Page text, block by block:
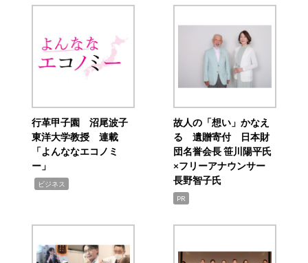
行革甲子園 沼尾波子
東洋大学教授 連載
「よんななエコノミ
ー」
ビジネス
故人の「想い」かなえ
る 遺贈寄付 日本財
団名誉会長 笹川陽平氏
×フリーアナウンサー
長野智子氏
PR